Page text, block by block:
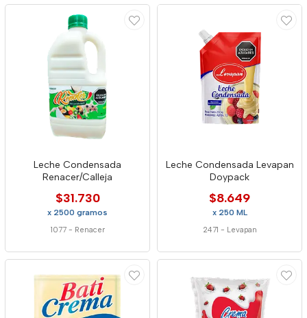
Leche Condensada
Renacer/Calleja
$31.730
x 2500 gramos
1077 - Renacer
Leche Condensada Levapan
Doypack
$8.649
x 250 ML
2471 - Levapan